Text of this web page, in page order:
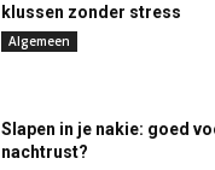
klussen zonder stress
Algemeen
Slapen in je nakie: goed
nachtrust?